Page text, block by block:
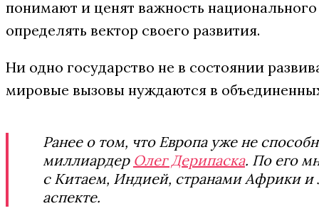
понимают и ценят важность
определять вектор своего развития.
Ни одно государство не в состоянии
мировые вызовы нуждаются в
Ранее о том, что Европа уже не
миллиардер Олег Дерипаска. По его
с Китаем, Индией, странами Африки
аспекте.